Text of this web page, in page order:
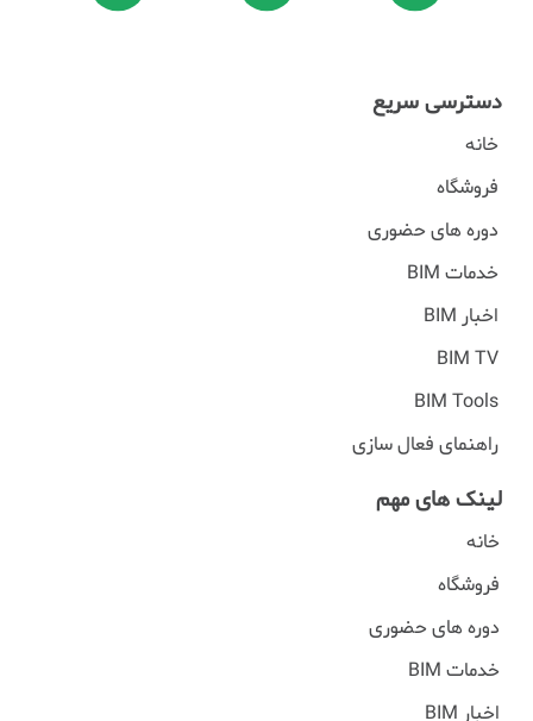
دسترسی سریع
خانه
فروشگاه
دوره های حضوری
خدمات BIM
اخبار BIM
BIM TV
BIM Tools
راهنمای فعال سازی
لینک های مهم
خانه
فروشگاه
دوره های حضوری
خدمات BIM
اخبار BIM